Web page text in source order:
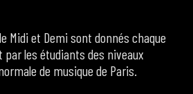
Midi et Demi sont donnés chaque
par les étudiants des niveaux
de musique de Paris.